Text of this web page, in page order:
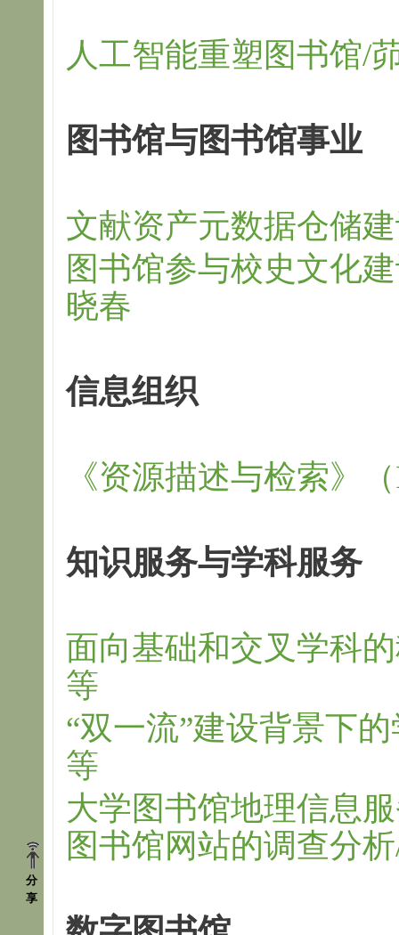
分
享
人工智能重塑图书馆/
图书馆与图书馆事业
文献资产元数据仓储
图书馆参与校史文化
晓春
信息组织
《资源描述与检索》
知识服务与学科服务
面向基础和交叉学科
等
“双一流”建设背景下
等
大学图书馆地理信息
图书馆网站的调查分